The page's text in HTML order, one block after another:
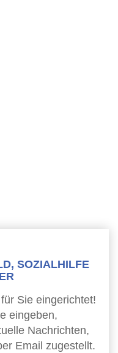
SOZIALHILFE
Sie eingerichtet!
eingeben,
Nachrichten,
Email zugestellt.